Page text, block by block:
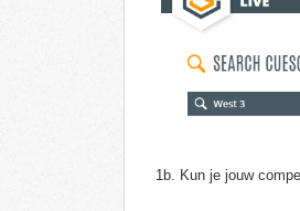
1b. Kun je jouw